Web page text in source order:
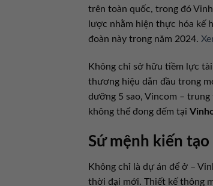
trên toàn quốc, trong đó
lược nhằm hiện thực hóa kế
đoàn này trong năm 2024.
Không chỉ sở hữu tiềm lực
thương hiệu dẫn đầu trong
dưỡng 5 sao, Vincom –
không thể đong đếm tại
Sứ mệnh kiến
Không chỉ là dự án để ở –
thời đại mới. Thiết kế thông